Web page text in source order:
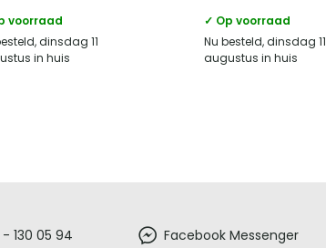
voorraad
dinsdag 11
in huis
✓ Op voorraad
Nu besteld, dinsdag 11
augustus in huis
130 05 94 Facebook Messenger